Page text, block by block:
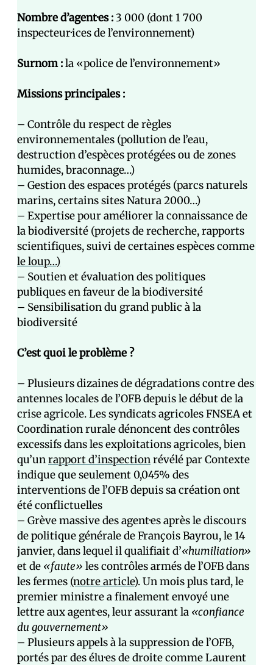
Nombre d’agent·es :3 000 (dont 1 700
inspecteur·ices de l’environnement)
Surnom :la «police de l’environnement»
Missions principales :
– Contrôle du respect de règles
environnementales (pollution de l’eau,
destruction d’espèces protégées ou de zones
humides, braconnage…)
– Gestion des espaces protégés (parcs naturels
marins, certains sites Natura 2000…)
– Expertise pour améliorer la connaissance de
la biodiversité (projets de recherche, rapports
scientifiques, suivi de certaines espèces comme
le loup…)
– Soutien et évaluation des politiques
publiques en faveur de la biodiversité
– Sensibilisation du grand public à la
biodiversité
C’est quoi le problème ?
– Plusieurs dizaines de dégradations contre des
antennes locales de l’OFB depuis le début de la
crise agricole. Les syndicats agricoles FNSEA et
Coordination rurale dénoncent des contrôles
excessifs dans les exploitations agricoles, bien
qu’unrapport d’inspectionrévélé par Contexte
indique que seulement 0,045% des
interventions de l’OFB depuis sa création ont
été conflictuelles
– Grève massive des agent·es après le discours
de politique générale de François Bayrou, le 14
janvier, dans lequel il qualifiait d’«humiliation»
et de «faute» les contrôles armés de l’OFB dans
les fermes (notre article). Un mois plus tard, le
premier ministre a finalement envoyé une
lettre aux agent·es, leur assurant la «confiance
du gouvernement»
– Plusieurs appels à la suppression de l’OFB,
portés par des élu·es de droite comme Laurent